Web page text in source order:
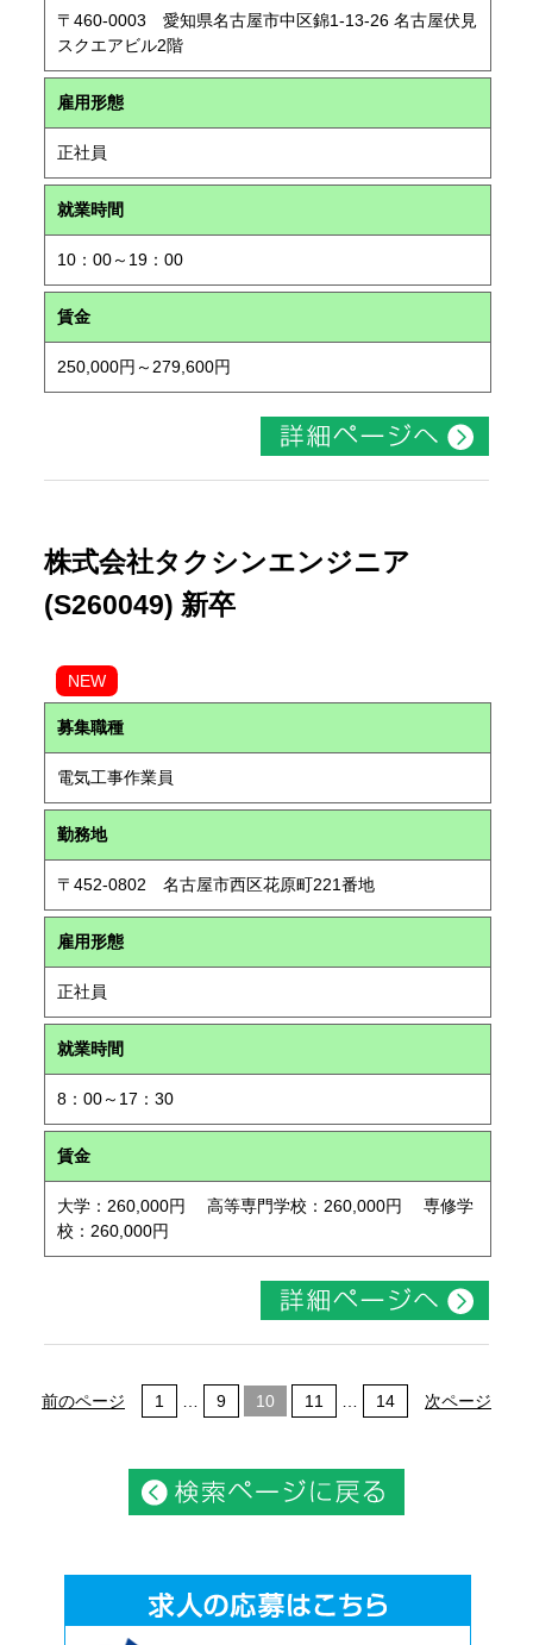
〒460-0003 愛知県名古屋市中区錦1-13-26 名古屋伏見
スクエアビル2階
雇用形態
正社員
就業時間
10：00～19：00
賃金
250,000円～279,600円
株式会社タクシンエンジニア
(S260049) 新卒
NEW
募集職種
電気工事作業員
勤務地
〒452-0802 名古屋市西区花原町221番地
雇用形態
正社員
就業時間
8：00～17：30
賃金
大学：260,000円 高等専門学校：260,000円 専修学
校：260,000円
前のページ 1 9 10 11 14 次ページ